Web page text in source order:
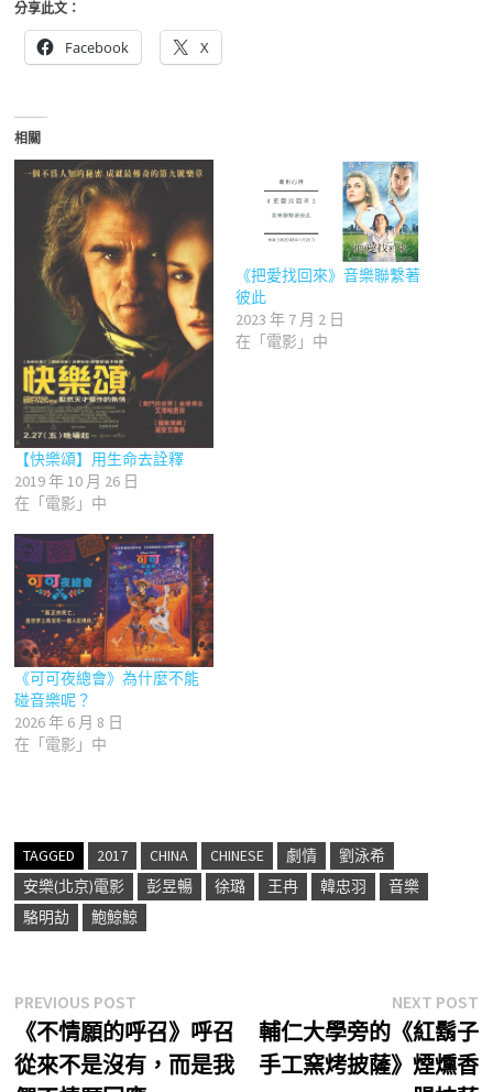
分享此文：
Facebook X
相關
【快樂頌】用生命去詮釋
2019 年 10 月 26 日
在「電影」中
《把愛找回來》音樂聯繫著
彼此
2023 年 7 月 2 日
在「電影」中
《可可夜總會》為什麼不能
碰音樂呢？
2026 年 6 月 8 日
在「電影」中
TAGGED 2017 CHINA CHINESE 劇情
劉泳希
安樂(北京)電影
彭昱暢 徐璐 王冉 韓忠羽
音樂
駱明劼
鮑鯨鯨
文
章
PREVIOUS POSTPrevious
post:
《不情願的呼召》呼召
從來不是沒有，而是我
NEXT POST
輔仁大學旁的《紅鬍子
手工窯烤披薩》煙燻香